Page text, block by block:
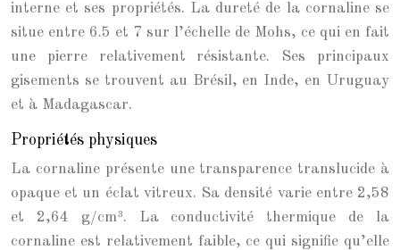
interne et ses propriétés. La dureté de la cornaline se
situe entre 6.5 et 7 sur l’échelle de Mohs, ce qui en fait
une pierre relativement résistante. Ses principaux
gisements se trouvent au Brésil, en Inde, en Uruguay
et à Madagascar.
Propriétés physiques
La cornaline présente une transparence translucide à
opaque et un éclat vitreux. Sa densité varie entre 2,58
et 2,64 g/cm³. La conductivité thermique de la
cornaline est relativement faible, ce qui signifie qu’elle